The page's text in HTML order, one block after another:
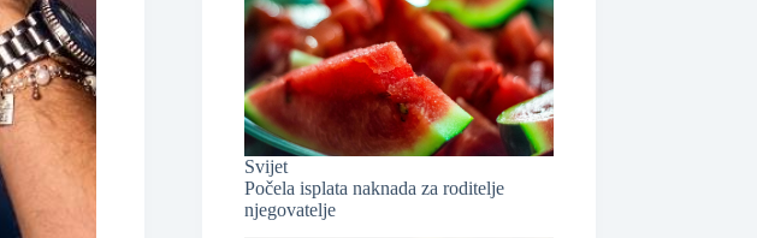
Svijet
Počela isplata naknada za roditelje
njegovatelje
❆